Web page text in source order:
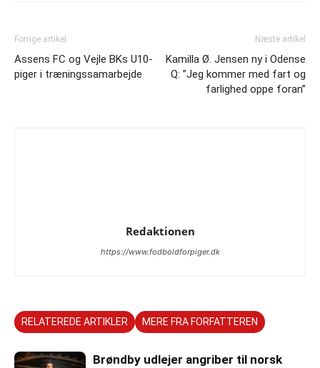
Forrige artikel
Assens FC og Vejle BKs U10-
piger i træningssamarbejde
Næste artikel
Kamilla Ø. Jensen ny i Odense
Q: ”Jeg kommer med fart og
farlighed oppe foran”
Redaktionen
https://www.fodboldforpiger.dk
RELATEREDE ARTIKLER MERE FRA FORFATTEREN
Brøndby udlejer angriber til norsk